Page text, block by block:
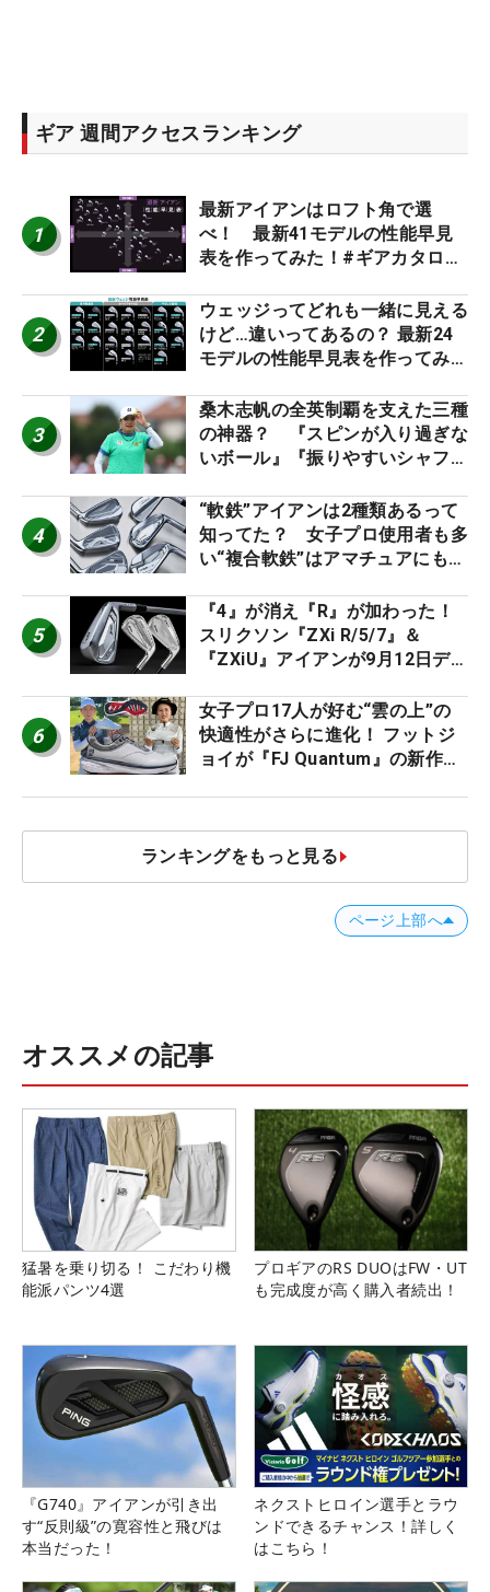
ギア 週間アクセスランキング
1
最新アイアンはロフト角で選
べ！ 最新41モデルの性能早見
表を作ってみた！#ギアカタログ
2
ウェッジってどれも一緒に見える
けど…違いってあるの？ 最新24
モデルの性能早見表を作ってみ
3
桑木志帆の全英制覇を支えた三種
の神器？ 『スピンが入り過ぎな
いボール』『振りやすいシャフ
ー』 #女子プロセッティング
4
“軟鉄”アイアンは2種類あるって
知ってた？ 女子プロ使用者も多
い“複合軟鉄”はアマチュアにもオ
5
『4』が消え『R』が加わった！
スリクソン『ZXi R/5/7』＆
『ZXiU』アイアンが9月12日デ
6
女子プロ17人が好む“雲の上”の
快適性がさらに進化！ フットジ
ョイが『FJ Quantum』の新作を
ランキングをもっと見る
ページ上部へ
オススメの記事
猛暑を乗り切る！ こだわり機
能派パンツ4選
プロギアのRS DUOはFW・UT
も完成度が高く購入者続出！
『G740』アイアンが引き出
す“反則級”の寛容性と飛びは
本当だった！
ネクストヒロイン選手とラウ
ンドできるチャンス！詳しく
はこちら！